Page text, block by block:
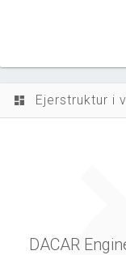
dashboard Ejerstruktur i
DACAR